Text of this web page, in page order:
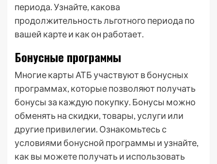
периода. Узнайте, какова
продолжительность льготного периода по
вашей карте и как он работает.
Бонусные программы
Многие карты АТБ участвуют в бонусных
программах, которые позволяют получать
бонусы за каждую покупку. Бонусы можно
обменять на скидки, товары, услуги или
другие привилегии. Ознакомьтесь с
условиями бонусной программы и узнайте,
как вы можете получать и использовать